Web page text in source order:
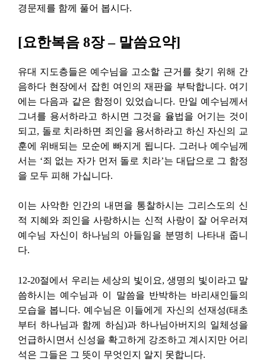
경문제를 함께 풀어 봅시다.
[요한복음 8장 – 말씀요약]
유대 지도층들은 예수님을 고소할 근거를 찾기 위해 간
음하다 현장에서 잡힌 여인의 재판을 부탁합니다. 여기
에는 다음과 같은 함정이 있었습니다. 만일 예수님께서
그녀를 용서하라고 하시면 그것을 율법을 어기는 것이
되고, 돌로 치라하면 죄인을 용서하라고 하신 자신의 교
훈에 위배되는 모순에 빠지게 됩니다. 그러나 예수님께
서는 ‘죄 없는 자가 먼저 돌로 치라’는 대답으로 그 함정
을 모두 피해 가십니다.
이는 사악한 인간의 내면을 통찰하시는 그리스도의 신
적 지혜와 죄인을 사랑하시는 신적 사랑이 잘 어우러져
예수님 자신이 하나님의 아들임을 분명히 나타내 줍니
다.
12-20절에서 우리는 세상의 빛이요, 생명의 빛이라고 말
씀하시는 예수님과 이 말씀을 반박하는 바리새인들의
모습을 봅니다. 예수님은 이들에게 자신의 선재성(태초
부터 하나님과 함께 하심)과 하나님아버지의 일체성을
언급하시면서 신성을 확고하게 강조하고 계시지만 어리
석은 그들은 그 뜻이 무엇인지 알지 못합니다.